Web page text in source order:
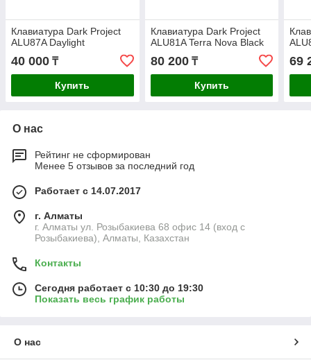
Клавиатура Dark Project
ALU87A Daylight
40 000 ₸
Купить
Клавиатура Dark Project
ALU81A Terra Nova Black
80 200₸
Купить
69
О нас
Рейтинг не сформирован
Менее 5 отзывов за последний год
Работает с 14.07.2017
г. Алматы
г. Алматы ул. Розыбакиева 68 офис 14 (вход с
Розыбакиева), Алматы, Казахстан
Контакты
Сегодня работает с 10:30 до 19:30
Показать весь график работы
О нас